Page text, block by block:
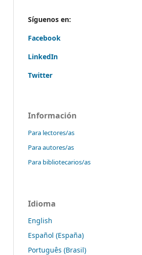
Síguenos en:
Facebook
LinkedIn
Twitter
Información
Para lectores/as
Para autores/as
Para bibliotecarios/as
Idioma
English
Español (España)
Português (Brasil)